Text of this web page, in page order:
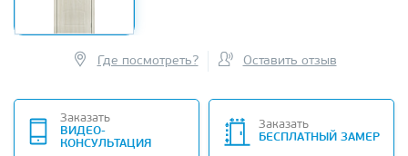
Где посмотреть? Оставить отзыв
Заказать
ВИДЕО-
КОНСУЛЬТАЦИЯ
Заказать
БЕСПЛАТНЫЙ ЗАМЕР